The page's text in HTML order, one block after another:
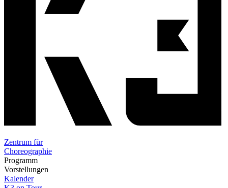
Zentrum für
Choreographie
Programm
Vorstellungen
Kalender